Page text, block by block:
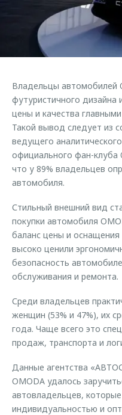
Страхование
Кредитный калькулятор
Аксессуары
Оригинальные аксессуары
Запчасти
Трейд-ин
Калькулятор трейд-ин
Клиентская поддержка
O&J Автоклуб
Клуб владельцев OMODA
Аксессуары
Одежда и сувениры
Оригинальные аксессуары
Запчасти
Обратная связь
Владельцы автомобилей
футуристичного дизайна
цены и качества
Такой вывод следует из
ведущего
официального фан-клуба
что у 89% владельцев
автомобиля.
Стильный внешний вид
покупки автомобиля
баланс цены и
высоко ценили
безопасность
обслуживания и ремонта.
Среди владельцев
женщин (53% и 47%), их
года. Чаще всего это
продаж, транспорта и
Данные агентства
OMODA удалось
автовладельцев,
индивидуальностью и